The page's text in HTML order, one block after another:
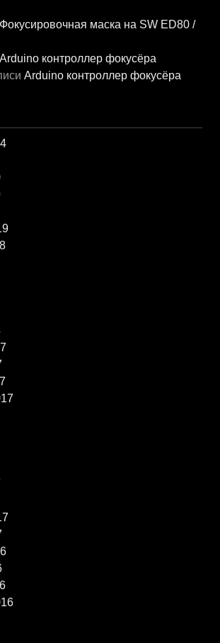
Фокусировочная маска на SW ED80 /
Arduino контроллер фокусёра
Arduino контроллер фокусёра